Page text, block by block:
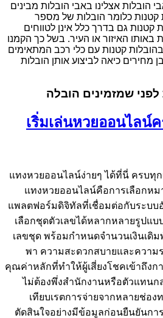
הובלות אצלינו באבי הובלות מבינים
קטנות כלומר הובלות של מספר
קטנות גם בדרך כלל אינן לטווחים
באותו האיזור או העיר. בשל כך הקמנו
קטנות עם כלי רכב המתאימים
מחירים כיאה לביצוע אותן הובלות
שמזמינים הובלה
เริ่มเล่นหวยออนไลน์
แทงหวยออนไลน์ง่ายๆ ได้ที่นี่ ครบทุก
แทงหวยออนไลน์คือการเลือกหม
แพลตฟอร์มดิจิทัลที่เชื่อมต่อกับระบบ
เลือกชุดตัวเลขได้หลากหลายรูปแบ
เลขชุด พร้อมกำหนดจำนวนเงินเ
พา ความสะดวกสบายและความ
คุณค่าหลักที่ทำให้ผู้เสี่ยงโชคเข้าถึงก
ไม่ต้องพึ่งสำนักงานหรือตัวแทนก
เทียบเรตการจ่ายจากหลายช่อง
ตัดสินใจอย่างมีข้อมูลก่อนยืนยันกา